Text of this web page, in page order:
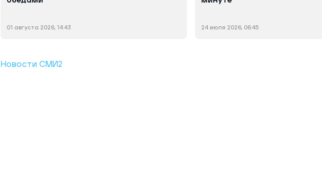
01 августа 2026, 14:43 24 июля 2026, 06:45
Новости СМИ2